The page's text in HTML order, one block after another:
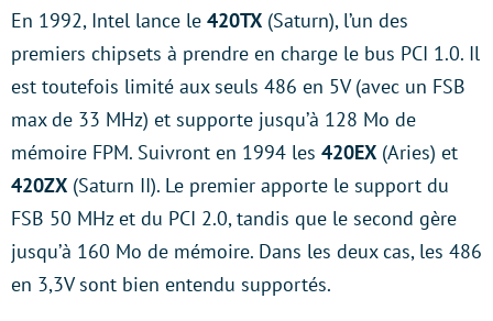
En 1992, Intel lance le 420TX (Saturn), l’un des
premiers chipsets à prendre en charge le bus PCI 1.0. Il
est toutefois limité aux seuls 486 en 5V (avec un FSB
max de 33 MHz) et supporte jusqu’à 128 Mo de
mémoire FPM. Suivront en 1994 les 420EX (Aries) et
420ZX (Saturn II). Le premier apporte le support du
FSB 50 MHz et du PCI 2.0, tandis que le second gère
jusqu’à 160 Mo de mémoire. Dans les deux cas, les 486
en 3,3V sont bien entendu supportés.